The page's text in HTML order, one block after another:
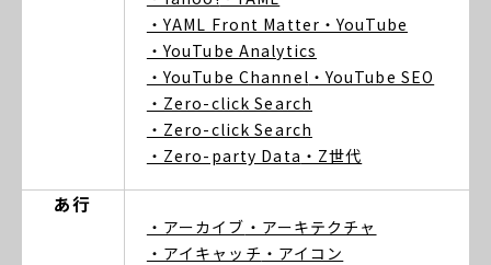
・YAML Front Matter ・YouTube
・YouTube Analytics
・YouTube Channel ・YouTube SEO
・Zero-click Search
・Zero-click Search
・Zero-party Data ・Z世代
あ行
・アーカイブ ・アーキテクチャ
・アイキャッチ ・アイコン